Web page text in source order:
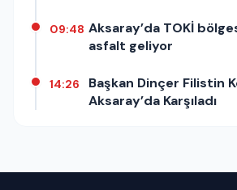
09:48 Aksaray’da TOKİ
asfalt geliyor
14:26
Başkan Dinçer Filistin
Aksaray’da Karşıladı